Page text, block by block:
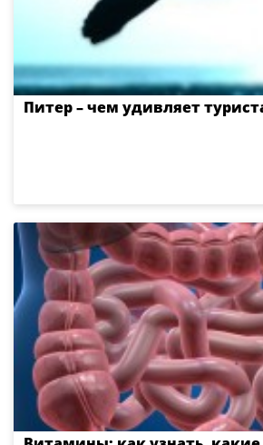
Питер – чем удивляет